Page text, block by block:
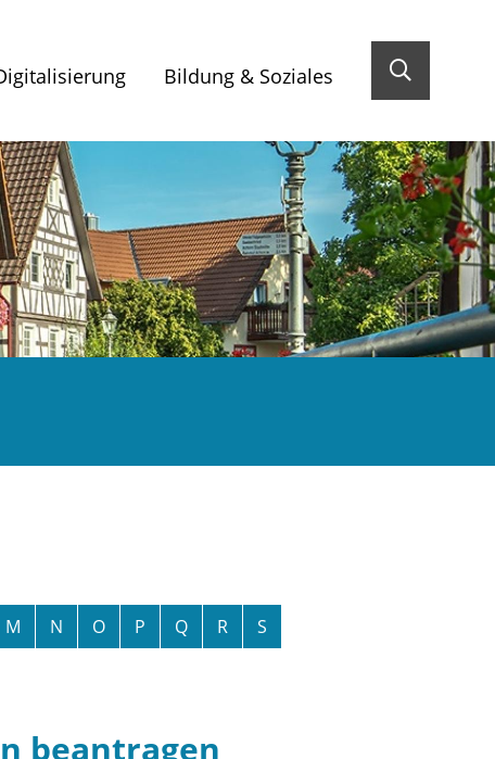
Bildung & Soziales
M N O P Q R
S
beantragen